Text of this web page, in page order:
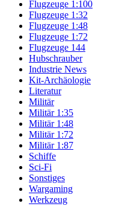
Flugzeuge 1:100
Flugzeuge 1:32
Flugzeuge 1:48
Flugzeuge 1:72
Flugzeuge 144
Hubschrauber
Industrie News
Kit-Archäologie
Literatur
Militär
Militär 1:35
Militär 1:48
Militär 1:72
Militär 1:87
Schiffe
Sci-Fi
Sonstiges
Wargaming
Werkzeug